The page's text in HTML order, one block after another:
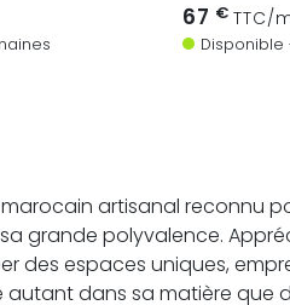
67 € TTC/
artisanal reconnu
grande polyvalence.
des espaces uniques,
autant dans sa matière que